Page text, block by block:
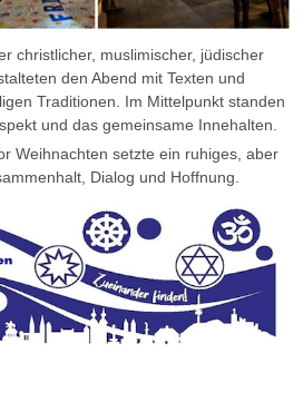
christlicher, muslimischer, jüdischer
den Abend mit Texten und
Traditionen. Im Mittelpunkt standen
und das gemeinsame Innehalten.
Weihnachten setzte ein ruhiges, aber
Dialog und Hoffnung.